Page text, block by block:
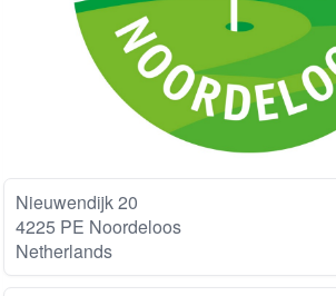
Nieuwendijk 20
4225 PE Noordeloos
Netherlands